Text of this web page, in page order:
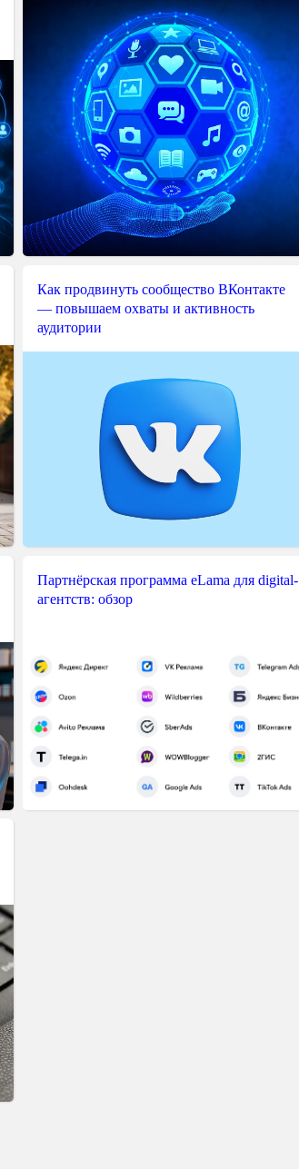
Как продвинуть сообщество ВКонтакте
— повышаем охваты и активность
аудитории
Партнёрская программа eLama для digital-
агентств: обзор